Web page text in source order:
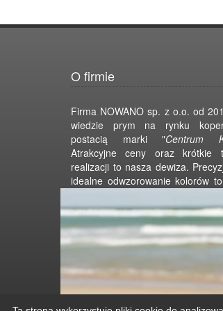
O firmie
Firma NOWANO sp. z o.o. od
wiedzie prym na rynku
postacią marki "Centrum
Atrakcyjne ceny oraz krótkie
realizacji to nasza dewiza.
idealne odwzorowanie kolorów
projekt koperty dla Twojej firmy!
nawet w ciągu 24 godzin.
do skorzystania z naszej oferty.